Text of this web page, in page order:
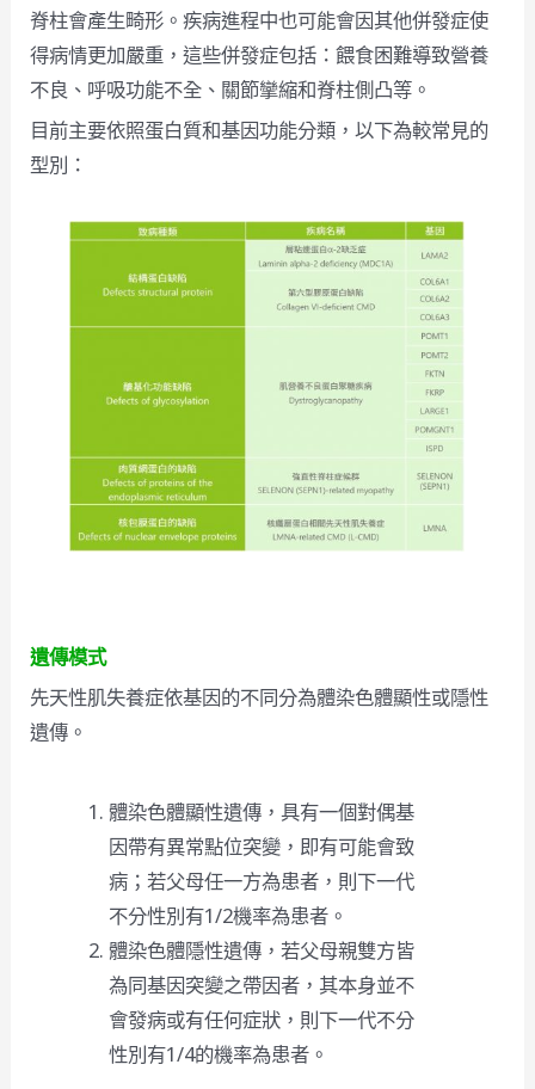
脊柱會產生畸形。疾病進程中也可能會因其他併發症使
得病情更加嚴重，這些併發症包括：餵食困難導致營養
不良、呼吸功能不全、關節攣縮和脊柱側凸等。
目前主要依照蛋白質和基因功能分類，以下為較常見的
型別：
遺傳模式
先天性肌失養症依基因的不同分為體染色體顯性或隱性
遺傳。
體染色體顯性遺傳，具有一個對偶基
因帶有異常點位突變，即有可能會致
病；若父母任一方為患者，則下一代
不分性別有1/2機率為患者。
體染色體隱性遺傳，若父母親雙方皆
為同基因突變之帶因者，其本身並不
會發病或有任何症狀，則下一代不分
性別有1/4的機率為患者。